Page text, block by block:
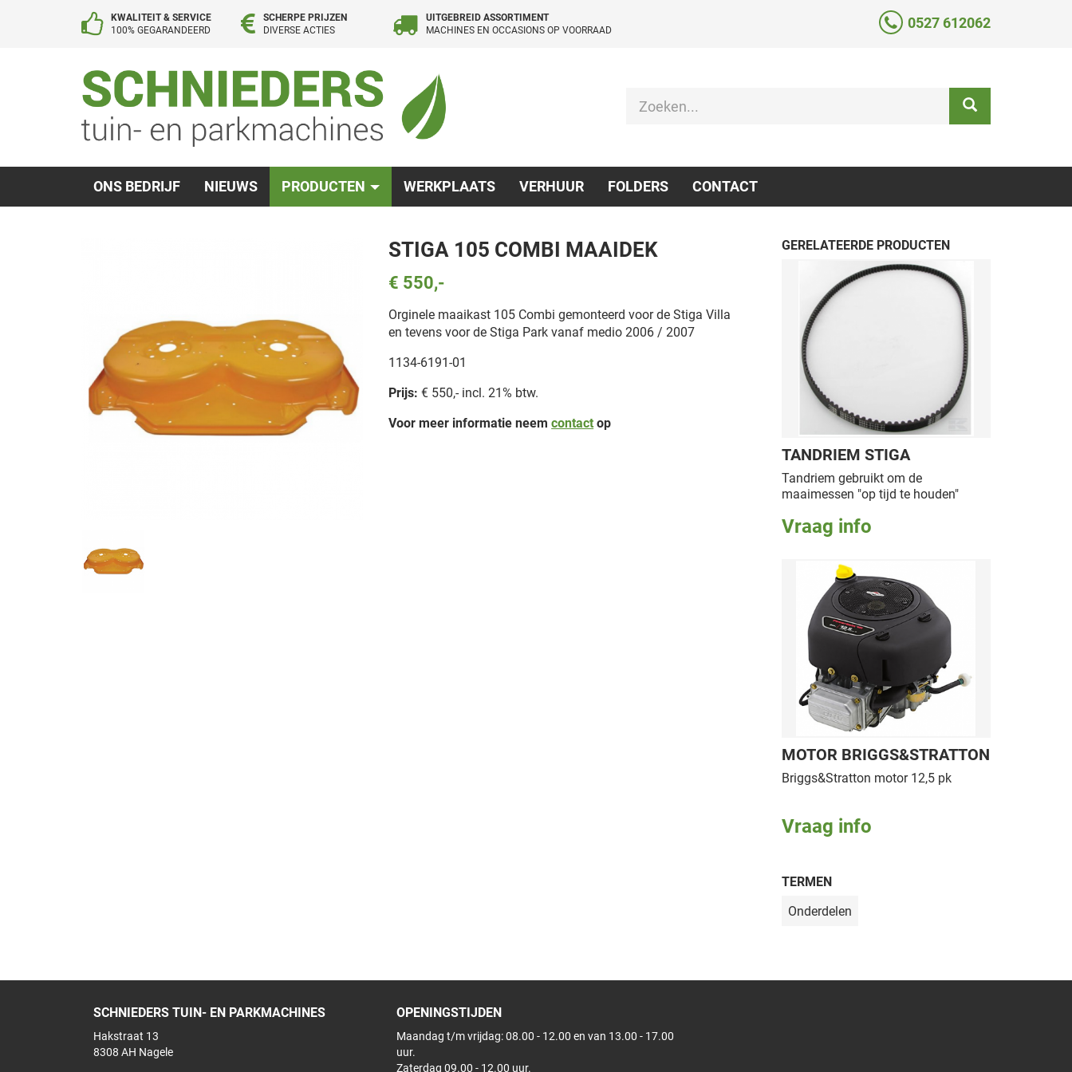
KWALITEIT & SERVICE
100% GEGARANDEERD
SCHERPE PRIJZEN
DIVERSE ACTIES
UITGEBREID ASSORTIMENT
MACHINES EN OCCASIONS OP VOORRAAD
0527 612062
ONS BEDRIJF NIEUWS PRODUCTEN WERKPLAATS VERHUUR FOLDERS CONTACT
STIGA 105 COMBI MAAIDEK
€ 550,-
Orginele maaikast 105 Combi gemonteerd voor de Stiga Villa
en tevens voor de Stiga Park vanaf medio 2006 / 2007
1134-6191-01
Prijs:€ 550,- incl. 21% btw.
Voor meer informatie neemcontactop
GERELATEERDE PRODUCTEN
TANDRIEM STIGA
Tandriem gebruikt om de
maaimessen "op tijd te houden"
Vraag info
MOTOR BRIGGS&STRATTON
Briggs&Stratton motor 12,5 pk
Vraag info
TERMEN
Onderdelen
SCHNIEDERS TUIN- EN PARKMACHINES
Hakstraat 13
8308 AH Nagele
OPENINGSTIJDEN
Maandag t/m vrijdag: 08.00 - 12.00 en van 13.00 - 17.00
uur.
Zaterdag 09.00 - 12.00 uur.